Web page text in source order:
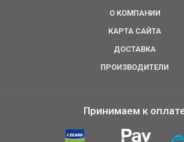
О КОМПАНИИ
КАРТА САЙТА
ДОСТАВКА
ПРОИЗВОДИТЕЛИ
Принимаем к